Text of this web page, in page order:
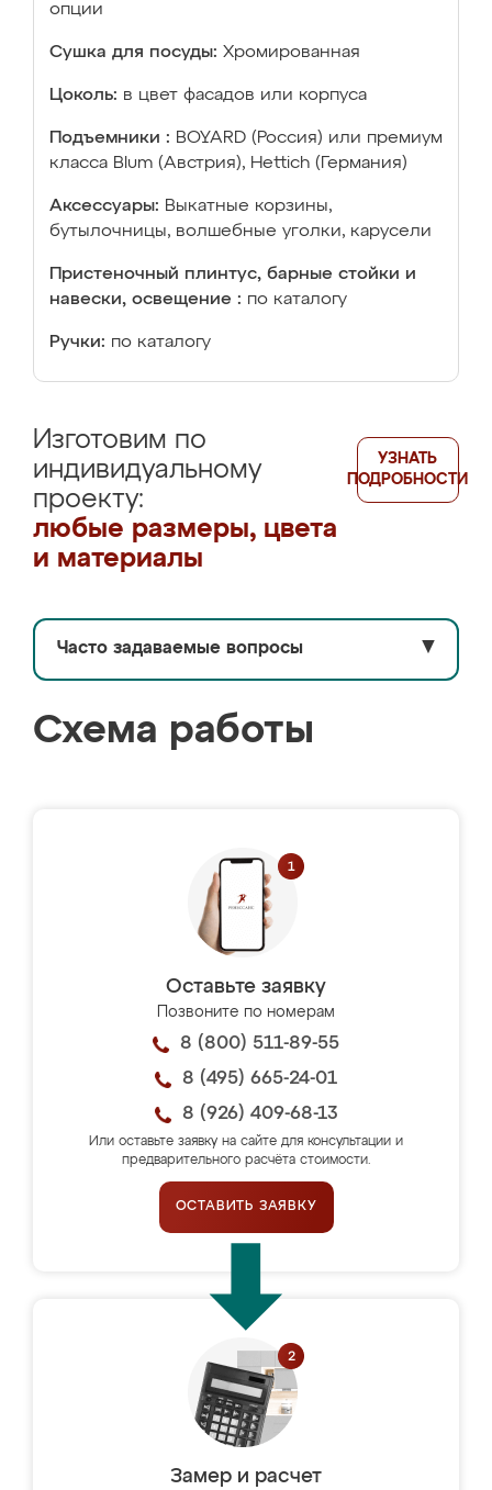
опции
Сушка для посуды: Хромированная
Цоколь: в цвет фасадов или корпуса
Подъемники : BOYARD (Россия) или премиум
класса Blum (Австрия), Hettich (Германия)
Аксессуары: Выкатные корзины,
бутылочницы, волшебные уголки, карусели
Пристеночный плинтус, барные стойки и
навески, освещение : по каталогу
Ручки: по каталогу
Изготовим по
индивидуальному
проекту:
любые размеры, цвета
и материалы
УЗНАТЬ
ПОДРОБНОСТИ
Часто задаваемые вопросы ▼
Схема работы
Оставьте заявку
Позвоните по номерам
8 (800) 511-89-55
8 (495) 665-24-01
8 (926) 409-68-13
Или оставьте заявку на сайте для консультации и
предварительного расчёта стоимости.
ОСТАВИТЬ ЗАЯВКУ
Замер и расчет